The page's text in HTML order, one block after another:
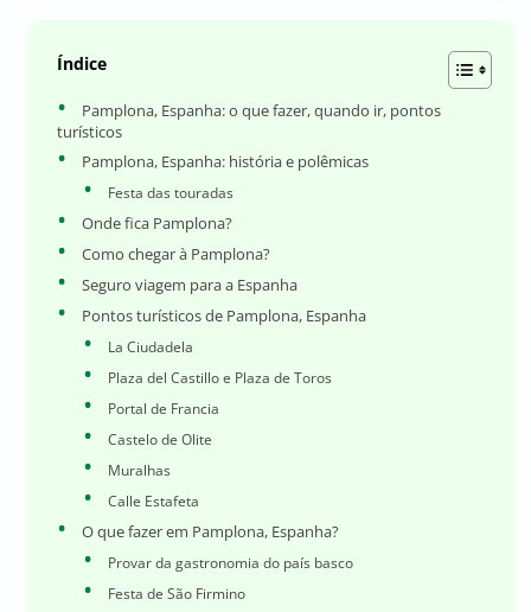
Índice
Pamplona, Espanha: o que fazer, quando ir, pontos
turísticos
Pamplona, Espanha: história e polêmicas
Festa das touradas
Onde fica Pamplona?
Como chegar à Pamplona?
Seguro viagem para a Espanha
Pontos turísticos de Pamplona, Espanha
La Ciudadela
Plaza del Castillo e Plaza de Toros
Portal de Francia
Castelo de Olite
Muralhas
Calle Estafeta
O que fazer em Pamplona, Espanha?
Provar da gastronomia do país basco
Festa de São Firmino